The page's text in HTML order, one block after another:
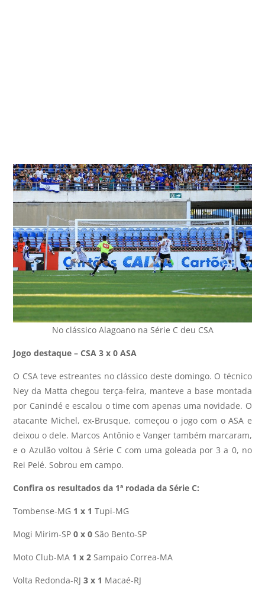
No clássico Alagoano na Série C deu CSA
Jogo destaque – CSA 3 x 0 ASA
O CSA teve estreantes no clássico deste domingo. O técnico
Ney da Matta chegou terça-feira, manteve a base montada
por Canindé e escalou o time com apenas uma novidade. O
atacante Michel, ex-Brusque, começou o jogo com o ASA e
deixou o dele. Marcos Antônio e Vanger também marcaram,
e o Azulão voltou à Série C com uma goleada por 3 a 0, no
Rei Pelé. Sobrou em campo.
Confira os resultados da 1ª rodada da Série C:
Tombense-MG 1 x 1 Tupi-MG
Mogi Mirim-SP0 x 0 São Bento-SP
Moto Club-MA 1 x 2 Sampaio Correa-MA
Volta Redonda-RJ3 x 1 Macaé-RJ